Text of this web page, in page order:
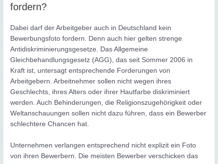
fordern?
Dabei darf der Arbeitgeber auch in Deutschland kein
Bewerbungsfoto fordern. Denn auch hier gelten strenge
Antidiskriminierungsgesetze. Das Allgemeine
Gleichbehandlungsgesetz (AGG), das seit Sommer 2006 in
Kraft ist, untersagt entsprechende Forderungen von
Arbeitgebern. Arbeitnehmer sollen nicht wegen ihres
Geschlechts, ihres Alters oder ihrer Hautfarbe diskriminiert
werden. Auch Behinderungen, die Religionszugehörigkeit oder
Weltanschauungen sollen nicht dazu führen, dass ein Bewerber
schlechtere Chancen hat.
Unternehmen verlangen entsprechend nicht explizit ein Foto
von ihren Bewerbern. Die meisten Bewerber verschicken das